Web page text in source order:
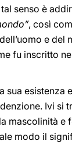
senso è
, così
e del
fu inscritto
sua esistenza
Ivi si
mascolinità e
modo il